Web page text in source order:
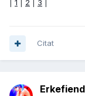
1 2 3
Citat